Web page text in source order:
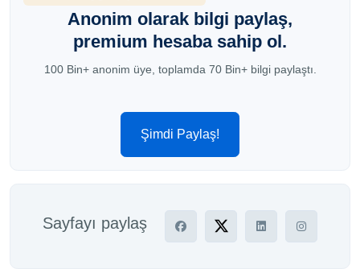
Anonim olarak bilgi paylaş,
premium hesaba sahip ol.
100 Bin+ anonim üye, toplamda 70 Bin+ bilgi paylaştı.
Şimdi Paylaş!
Sayfayı paylaş